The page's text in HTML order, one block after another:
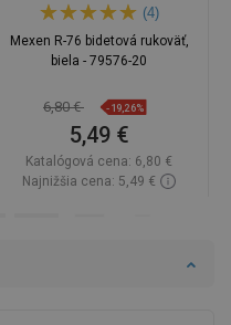
(4)
Mexen R-76 bidetová rukoväť,
biela - 79576-20
6,80 € -19,26%
5,49 €
Katalógová cena: 6,80 €
Najnižšia cena: 5,49 €